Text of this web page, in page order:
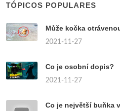
TÓPICOS POPULARES
Může kočka
2021-11-27
Co je osobní dopis?
2021-11-27
Co je největší buňka